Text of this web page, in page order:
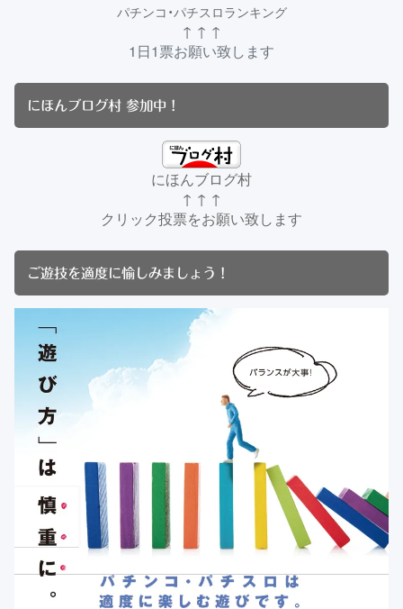
パチンコ・パチスロランキング
↑ ↑ ↑
1日1票お願い致します
にほんブログ村 参加中！
にほんブログ村
↑ ↑ ↑
クリック投票をお願い致します
ご遊技を適度に愉しみましょう！